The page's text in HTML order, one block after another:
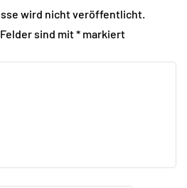
wird nicht veröffentlicht.
sind mit*markiert